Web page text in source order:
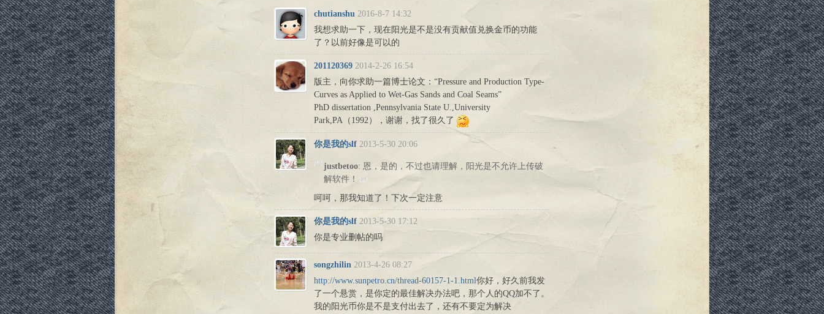
chutianshu 2016-8-7 14:32
我想求助一下，现在阳光是不是没有贡献值兑换金币的功能
了？以前好像是可以的
201120369 2014-2-26 16:54
版主，向你求助一篇博士论文：“Pressure and Production Type-
Curves as Applied to Wet-Gas Sands and Coal Seams”
PhD dissertation ,Pennsylvania State U.,University
Park,PA（1992），谢谢，找了很久了
你是我的slf 2013-5-30 20:06
justbetoo: 恩，是的，不过也请理解，阳光是不允许上传破
解软件！
呵呵，那我知道了！下次一定注意
你是我的slf 2013-5-30 17:12
你是专业删帖的吗
songzhilin 2013-4-26 08:27
http://www.sunpetro.cn/thread-60157-1-1.html你好，好久前我发
了一个悬赏，是你定的最佳解决办法吧，那个人的QQ加不了。
我的阳光币你是不是支付出去了，还有不要定为解决